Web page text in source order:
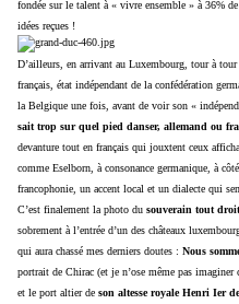
fondée sur le talent à « vivre ensemble » à 36%
idées reçues !
D’ailleurs, en arrivant au Luxembourg, tour à tour
français, état indépendant de la confédération
la Belgique une fois, avant de voir son «
sait trop sur quel pied danser, allemand ou
devanture tout en français qui jouxtent ceux
comme Eselborn, à consonance germanique, à
francophonie, un accent local et un dialecte qui
C’est finalement la photo du souverain tout
sobrement à l’entrée d’un des châteaux
qui aura chassé mes derniers doutes : Nous
portrait de Chirac (et je n’ose même pas
et le port altier de son altesse royale Henri Ier